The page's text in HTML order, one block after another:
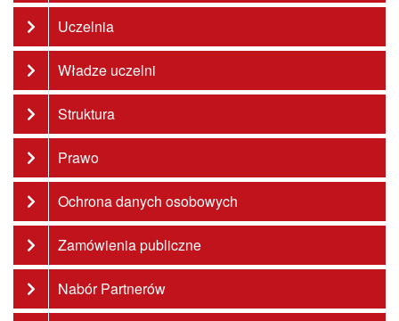
Uczelnia
Władze uczelni
Struktura
Prawo
Ochrona danych osobowych
Zamówienia publiczne
Nabór Partnerów